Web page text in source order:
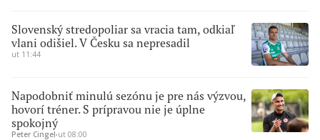
Slovenský stredopoliar sa vracia tam, odkiaľ
vlani odišiel. V Česku sa nepresadil
ut 11:44
Napodobniť minulú sezónu je pre nás výzvou,
hovorí tréner. S prípravou nie je úplne
spokojný
Peter Cingel∙ut 08:00